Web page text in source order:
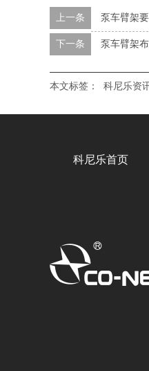
上一条 泵车臂架
下一条 泵车臂架
本文标签： 科尼乐资
科尼乐首页